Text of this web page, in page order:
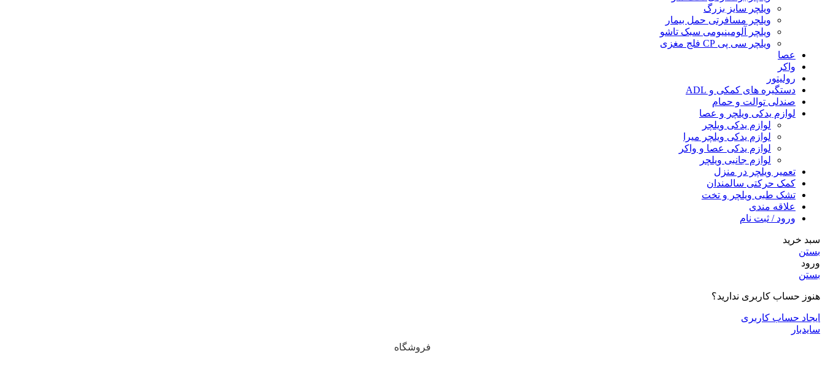
ویلچر سایز بزرگ
ویلچر مسافرتی حمل بیمار
ویلچر آلومینیومی سبک تاشو
ویلچر سی پی CP فلج مغزی
عصا
واکر
رولیتور
دستگیره های کمکی و ADL
صندلی توالت و حمام
لوازم یدکی ویلچر و عصا
لوازم یدکی ویلچر
لوازم یدکی ویلچر میرا
لوازم یدکی عصا و واکر
لوازم جانبی ویلچر
تعمیر ویلچر در منزل
کمک حرکتی سالمندان
تشک طبی ویلچر و تخت
علاقه مندی
ورود / ثبت نام
سبد خرید
بستن
ورود
بستن
هنوز حساب کاربری ندارید؟
ایجاد حساب کاربری
سایدبار
فروشگاه